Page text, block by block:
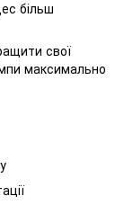
більш
свої
максимально